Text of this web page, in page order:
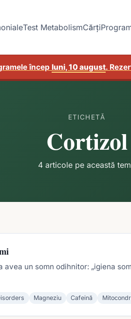
Test MetabolismCărți
încep luni, 10 august.
ETICHETĂ
Cortizol
4 articole pe această
un somn odihnitor: „igiena
Magneziu Cafeină